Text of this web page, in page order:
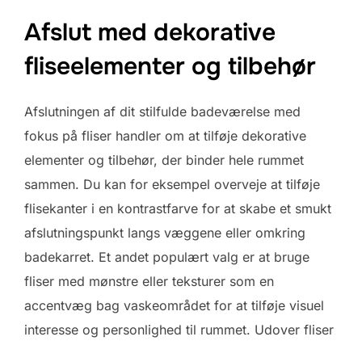
Afslut med dekorative
fliseelementer og tilbehør
Afslutningen af dit stilfulde badeværelse med
fokus på fliser handler om at tilføje dekorative
elementer og tilbehør, der binder hele rummet
sammen. Du kan for eksempel overveje at tilføje
flisekanter i en kontrastfarve for at skabe et smukt
afslutningspunkt langs væggene eller omkring
badekarret. Et andet populært valg er at bruge
fliser med mønstre eller teksturer som en
accentvæg bag vaskeområdet for at tilføje visuel
interesse og personlighed til rummet. Udover fliser